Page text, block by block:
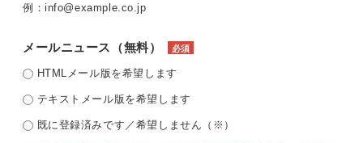
例：info@example.co.jp
メールニュース（無料） 必須
HTMLメール版を希望します
テキストメール版を希望します
既に登録済みです／希望しません（※）